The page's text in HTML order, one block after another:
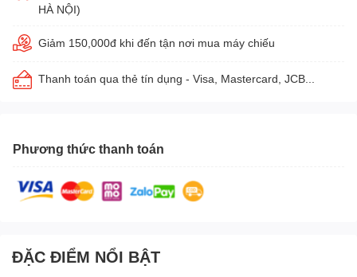
HÀ NỘI)
Giảm 150,000đ khi đến tận nơi mua máy chiếu
Thanh toán qua thẻ tín dụng - Visa, Mastercard, JCB...
Phương thức thanh toán
ĐẶC ĐIỂM NỔI BẬT